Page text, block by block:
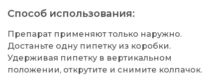
Способ использования:
Препарат применяют только наружно.
Достаньте одну пипетку из коробки.
Удерживая пипетку в вертикальном
положении, открутите и снимите колпачок.